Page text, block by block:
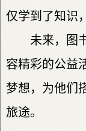
仅学到了知识
未来，图
容精彩的公益
梦想，为他们
旅途。